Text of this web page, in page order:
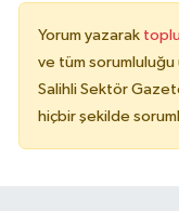
Yorum yazarak
ve tüm sorumluluğu
Salihli Sektör
hiçbir şekilde